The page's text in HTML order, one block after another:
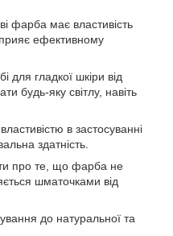
фарба має властивість
ефективному
для гладкої шкіри від
будь-яку світлу, навіть
в застосуванні
здатність.
про те, що фарба не
шматочками від
до натуральної та